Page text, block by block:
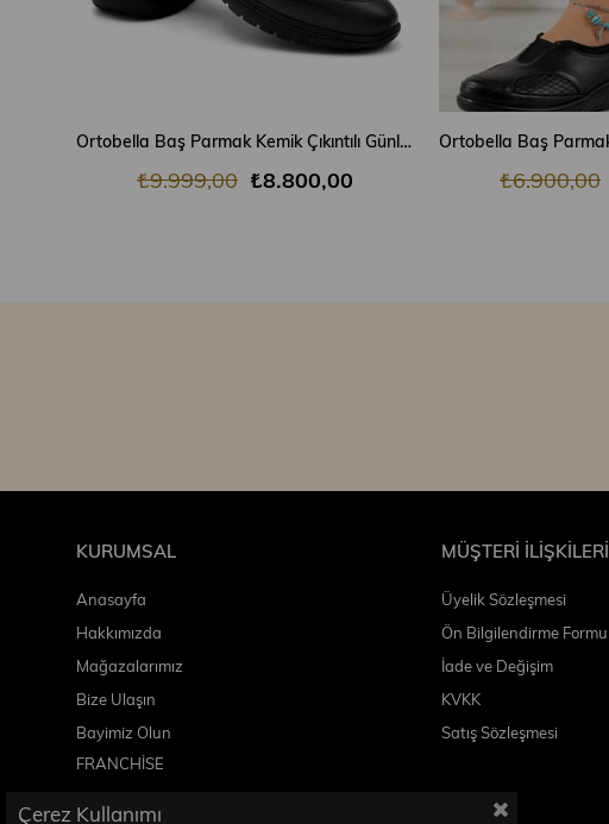
Ortobella Baş Parmak Kemik Çıkıntılı Günlük Doğal Deri Comfort Kadın Ayakkabı Boston
₺8.800,00
₺9.999,00 ₺6.900,00
KURUMSAL
Anasayfa
Hakkımızda
Mağazalarımız
Bize Ulaşın
Bayimiz Olun
FRANCHİSE
MÜŞTERİ İLİŞKİLERİ
Üyelik Sözleşmesi
Ön Bilgilendirme Formu
İade ve Değişim
KVKK
Satış Sözleşmesi
Çerez Kullanımı